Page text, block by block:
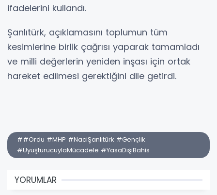
ifadelerini kullandı.
Şanlıtürk, açıklamasını toplumun tüm
kesimlerine birlik çağrısı yaparak tamamladı
ve milli değerlerin yeniden inşası için ortak
hareket edilmesi gerektiğini dile getirdi.
##Ordu #MHP #NaciŞanlıtürk #Gençlik
#UyuşturucuylaMücadele #YasaDışıBahis
YORUMLAR